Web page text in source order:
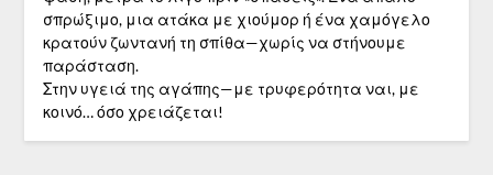
σπρώξιμο, μια ατάκα με χιούμορ ή ένα χαμόγελο
κρατούν ζωντανή τη σπίθα—χωρίς να στήνουμε
παράσταση.
Στην υγειά της αγάπης—με τρυφερότητα ναι, με
κοινό… όσο χρειάζεται!